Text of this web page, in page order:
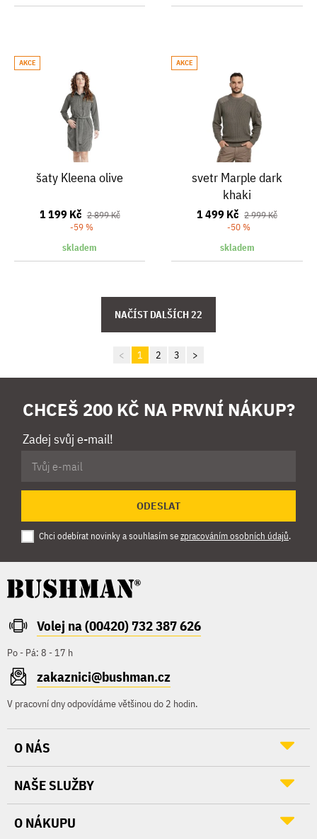
AKCE
šaty Kleena olive
1 199 Kč 2 899 Kč
-59 %
skladem
AKCE
svetr Marple dark
khaki
1 499 Kč 2 999 Kč
-50 %
skladem
< 1 2 3 >
CHCEŠ 200 KČ NA PRVNÍ NÁKUP?
Zadej svůj e-mail!
ODESLAT
Chci odebírat novinky a souhlasím sezpracováním osobních údajů.
Volej na (00420) 732 387 626
Po - Pá: 8 - 17 h
zakaznici@bushman.cz
V pracovní dny odpovídáme většinou do 2 hodin.
O NÁS
NAŠE SLUŽBY
O NÁKUPU